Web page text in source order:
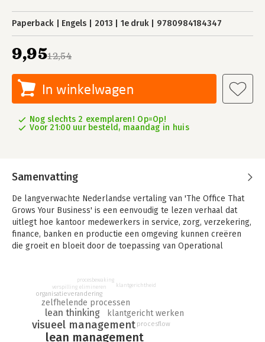
Paperback Engels 2013 1e druk 9780984184347
12,54
9,95
In winkelwagen
Nog slechts 2 exemplaren! Op=Op!
Voor 21:00 uur besteld, maandag in huis
Samenvatting
De langverwachte Nederlandse vertaling van 'The Office That
Grows Your Business' is een eenvoudig te lezen verhaal dat
uitlegt hoe kantoor medewerkers in service, zorg, verzekering,
finance, banken en productie een omgeving kunnen creëren
die groeit en bloeit door de toepassing van Operational
Zelfs bij onzekere orders en vragen van klanten, beperkte
bezetting, meervoudige prioriteiten en oneindige
vergaderingen. Door het volgen van een intuïtieve, stap-voor-
stap aanpak daalt de doorlooptijd van de werkzaamheden
drastisch met als eindresultaat een bedrijf dat haar kantoor
gebruikt als hefboom voor groei. Het eindresultaat is dat uw
lean management
visueel management
lean thinking
zelfhelende processen
klantgericht werken
procesflow
organisatieverandering
verspilling elimineren
procesbewaking
klantgerichtheid